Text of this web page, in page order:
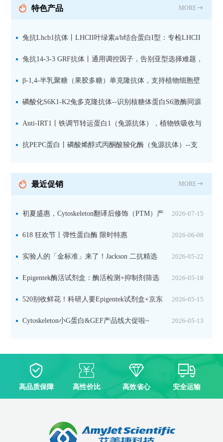
特色产品 MORE
兔抗Lhcb1抗体丨LHCII叶绿素a/b结合蛋白I型：专检LHCII
中含量丰富的捕光蛋白
兔抗14-3-3 GRF抗体丨通用调控因子，告别亚型选择难题，
全面捕获植物信号转导枢纽蛋白
β-1,4-半乳聚糖（果胶多糖）单克隆抗体，支持植物细胞壁
果胶多糖精细结构解析
磷酸化S6K1-K2兔多克隆抗体--识别核糖体蛋白S6激酶同源
蛋白1-2的激活状态
Anti-IRT1丨铁调节转运蛋白1（兔源抗体），植物铁吸收与
微量元素代谢研究的关键工具
抗PEPC蛋白丨磷酸烯醇式丙酮酸羧化酶（兔源抗体）--支
最近促销 MORE
2026-07-15
初夏盛惠，Cytoskeleton翻译后修饰（PTM）产
品线放价啦！ 2026-06-08
618 狂欢节丨弹性蛋白酶 限时特惠
2026-05-22
实验人的「金标准」来了！Jackson 二抗精选
限时一口价，手慢无！ 2026-05-18
Epigentek酶活试剂盒：酶活检测+抑制剂筛选
双赋能，下单即赠京东卡 2026-05-15
520别收鲜花！科研人要Epigentek试剂盒+京东
卡！ 2026-05-13
Cytoskeleton小G蛋白&GEF产品线大促啦~
高品质保障 高性价比 高效省心 安全运输